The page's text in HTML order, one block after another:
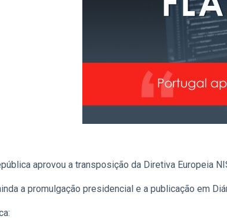
aprovou a transposição da Diretiva Europeia
a promulgação presidencial e a publicação em